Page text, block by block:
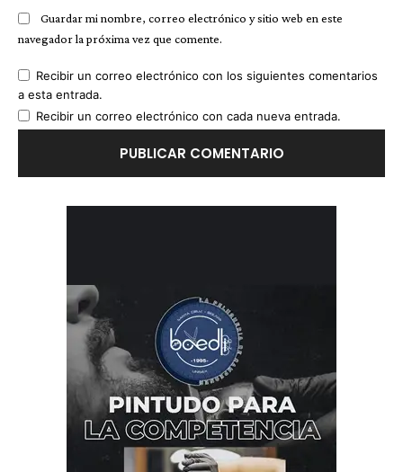
Guardar mi nombre, correo electrónico y sitio web en este
navegador la próxima vez que comente.
Recibir un correo electrónico con los siguientes comentarios
a esta entrada.
Recibir un correo electrónico con cada nueva entrada.